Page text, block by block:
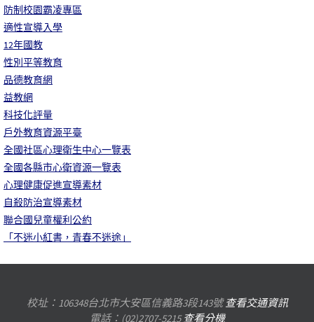
防制校園霸凌專區
適性宣導入學
12年國教
性別平等教育
品德教育網
益教網
科技化評量
戶外教育資源平臺
全國社區心理衛生中心一覽表
全國各縣市心衛資源一覽表
心理健康促進宣導素材
自殺防治宣導素材
聯合國兒童權利公約
「不迷小紅書，青春不迷途」
校址：106348台北市大安區信義路3段143號查看交通資訊
電話：(02)2707-5215查看分機